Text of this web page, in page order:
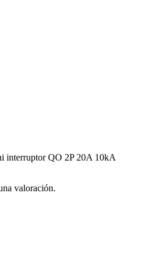
interruptor QO 2P 20A 10kA
valoración.